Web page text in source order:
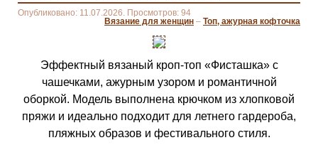
Опубликовано: 11.07.2026. Просмотров: 94
Вязание для женщин – Топ, ажурная кофточка
Эффектный вязаный кроп-топ «Фисташка» с
чашечками, ажурным узором и романтичной
оборкой. Модель выполнена крючком из хлопковой
пряжи и идеально подходит для летнего гардероба,
пляжных образов и фестивального стиля.